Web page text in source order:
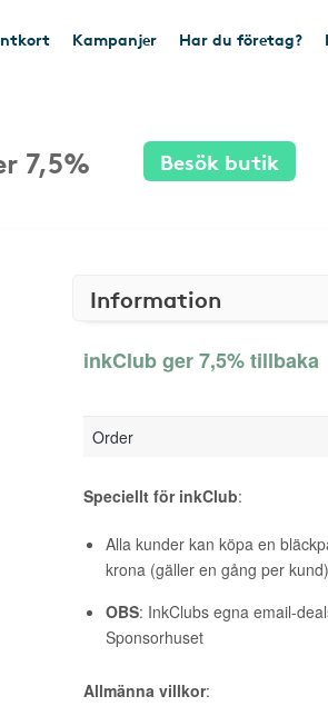
Kampanjer Har du företag?
7,5% Besök butik
Information
inkClub ger 7,5% tillbaka
Order
Speciellt för inkClub:
Alla kunder kan köpa en
krona (gäller en gång per
OBS: InkClubs egna email-
Sponsorhuset
Allmänna villkor: